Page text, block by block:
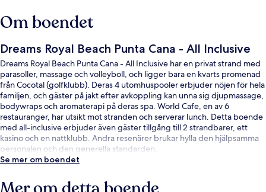
Om boendet
Dreams Royal Beach Punta Cana - All Inclusive
Dreams Royal Beach Punta Cana - All Inclusive har en privat strand med
parasoller, massage och volleyboll, och ligger bara en kvarts promenad
från Cocotal (golfklubb). Deras 4 utomhuspooler erbjuder nöjen för hela
familjen, och gäster på jakt efter avkoppling kan unna sig djupmassage,
bodywraps och aromaterapi på deras spa. World Cafe, en av 6
restauranger, har utsikt mot stranden och serverar lunch. Detta boende
med all-inclusive erbjuder även gäster tillgång till 2 strandbarer, ett
kasino och en nattklubb. Andra resenärer brukar hylla den hjälpsamma
personalen och den generella standarden.
Se mer om boendet